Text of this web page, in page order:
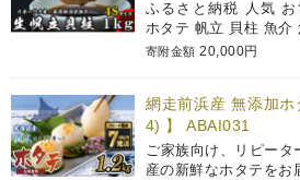
ふるさと納税 人気
ホタテ 帆立 貝柱 魚
寄附金額 20,000円
網走前浜産 無添加
4) 】 ABAI031
ご家族向け、リピー
産の新鮮なホタテを